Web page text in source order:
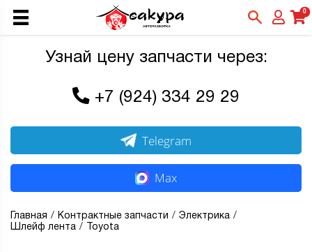
0
Узнай цену запчасти через:
+7 (924) 334 29 29
Telegram
Max
Главная Контрактные запчасти
Электрика
Шлейф лента
Toyota